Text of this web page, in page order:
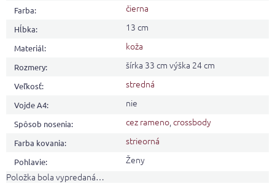
Farba: čierna
Hĺbka: 13 cm
Materiál: koža
Rozmery: šírka 33 cm výška 24 cm
Veľkosť: stredná
Vojde A4: nie
Spôsob nosenia: cez rameno,crossbody
Farba kovania: strieorná
Pohlavie:
Ženy
Položka bola vypredaná…